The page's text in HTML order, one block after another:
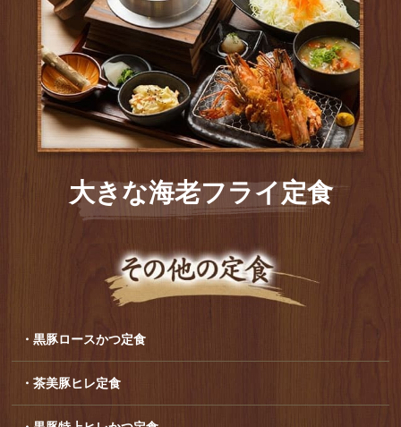
大きな海老フライ定食
・黒豚ロースかつ定食
・茶美豚ヒレ定食